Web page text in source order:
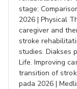
stage:
2026 | Physical
caregiver and
stroke
studies. Diakses
Life. Improving
transition of
pada 2026 |